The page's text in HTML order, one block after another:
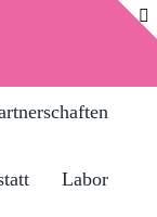
Labor